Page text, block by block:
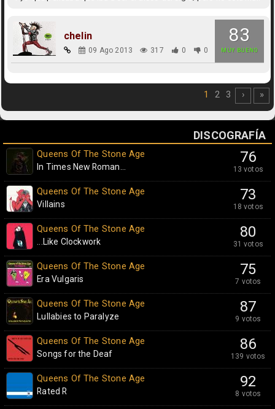
83
MUY BUENO
chelin
09 Ago 2013 317 0 0
1 2 3 › »
DISCOGRAFÍA
76
13 votos
Queens Of The Stone Age
In Times New Roman...
73
18 votos
Queens Of The Stone Age
Villains
80
31 votos
Queens Of The Stone Age
...Like Clockwork
75
7 votos
Queens Of The Stone Age
Era Vulgaris
87
9 votos
Queens Of The Stone Age
Lullabies to Paralyze
86
139 votos
Queens Of The Stone Age
Songs for the Deaf
92
8 votos
Queens Of The Stone Age
Rated R